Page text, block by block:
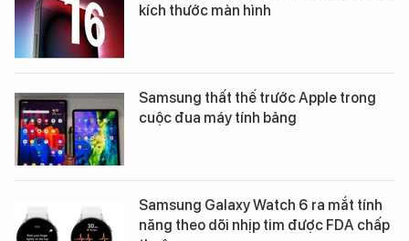
kích thước màn hình
Samsung thất thế trước Apple trong
cuộc đua máy tính bảng
Samsung Galaxy Watch 6 ra mắt tính
năng theo dõi nhịp tim được FDA chấp